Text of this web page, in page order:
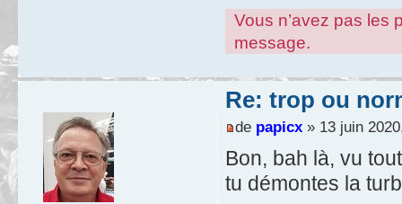
Vous n’avez pas les
message.
Re: trop ou
de papicx» 13 juin
Bon, bah là, vu
tu démontes la